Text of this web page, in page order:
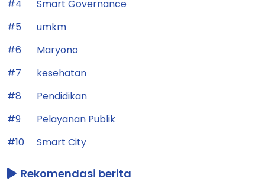
#4
Smart Governance
#5
umkm
#6
Maryono
#7
kesehatan
#8
Pendidikan
#9
Pelayanan Publik
#10
Smart City
Rekomendasi berita